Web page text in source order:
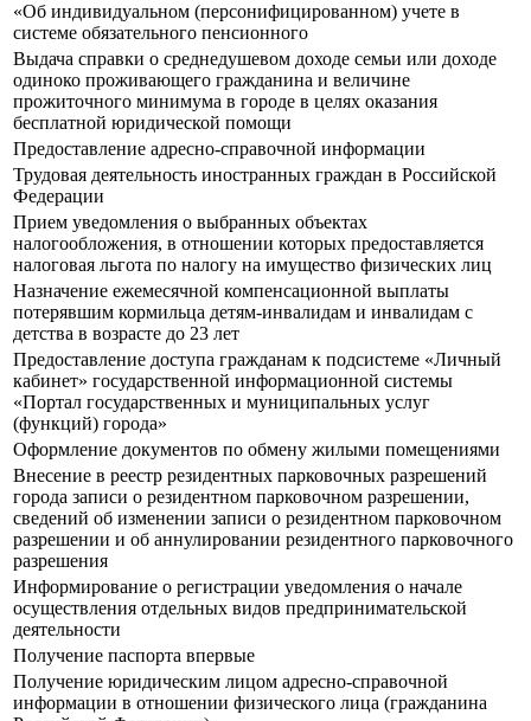
«Об индивидуальном (персонифицированном) учете в
системе обязательного пенсионного
Выдача справки о среднедушевом доходе семьи или доходе
одиноко проживающего гражданина и величине
прожиточного минимума в городе в целях оказания
бесплатной юридической помощи
Предоставление адресно-справочной информации
Трудовая деятельность иностранных граждан в Российской
Федерации
Прием уведомления о выбранных объектах
налогообложения, в отношении которых предоставляется
налоговая льгота по налогу на имущество физических лиц
Назначение ежемесячной компенсационной выплаты
потерявшим кормильца детям-инвалидам и инвалидам с
детства в возрасте до 23 лет
Предоставление доступа гражданам к подсистеме «Личный
кабинет» государственной информационной системы
«Портал государственных и муниципальных услуг
(функций) города»
Оформление документов по обмену жилыми помещениями
Внесение в реестр резидентных парковочных разрешений
города записи о резидентном парковочном разрешении,
сведений об изменении записи о резидентном парковочном
разрешении и об аннулировании резидентного парковочного
разрешения
Информирование о регистрации уведомления о начале
осуществления отдельных видов предпринимательской
деятельности
Получение паспорта впервые
Получение юридическим лицом адресно-справочной
информации в отношении физического лица (гражданина